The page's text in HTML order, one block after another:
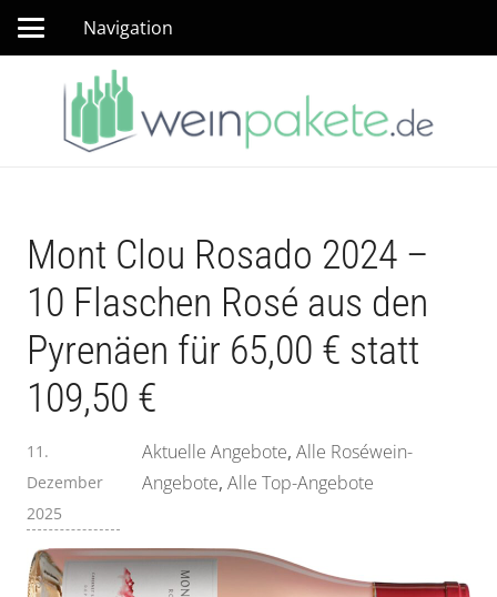
Navigation
Mont Clou Rosado 2024 –
10 Flaschen Rosé aus den
Pyrenäen für 65,00 € statt
109,50 €
11.
Dezember
2025
Aktuelle Angebote, Alle Roséwein-
Angebote, Alle Top-Angebote